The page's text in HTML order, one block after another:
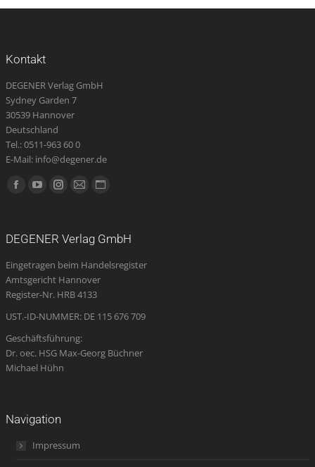
Kontakt
DEGENER Verlag GmbH
Sydney Garden 7
30539 Hannover
Deutschland
Tel.: 0511-963 60 0
E-Mail: info@degener.de
Finden Sie uns auf:
Facebook
new
window
YouTube
new
window
Instagram
new
window
E-
opens
in
new
Website
new
DEGENER Verlag GmbH
Eingetragen beim Handelsregister
Amtsgericht Hannover
Register-Nr. HRB 4133
UST.-ID-NUMMER: DE 115 676 709
Geschäftsführung:
Dr. oec. HSG Max-Georg Büchner
Michael Hühn
Navigation
Impressum